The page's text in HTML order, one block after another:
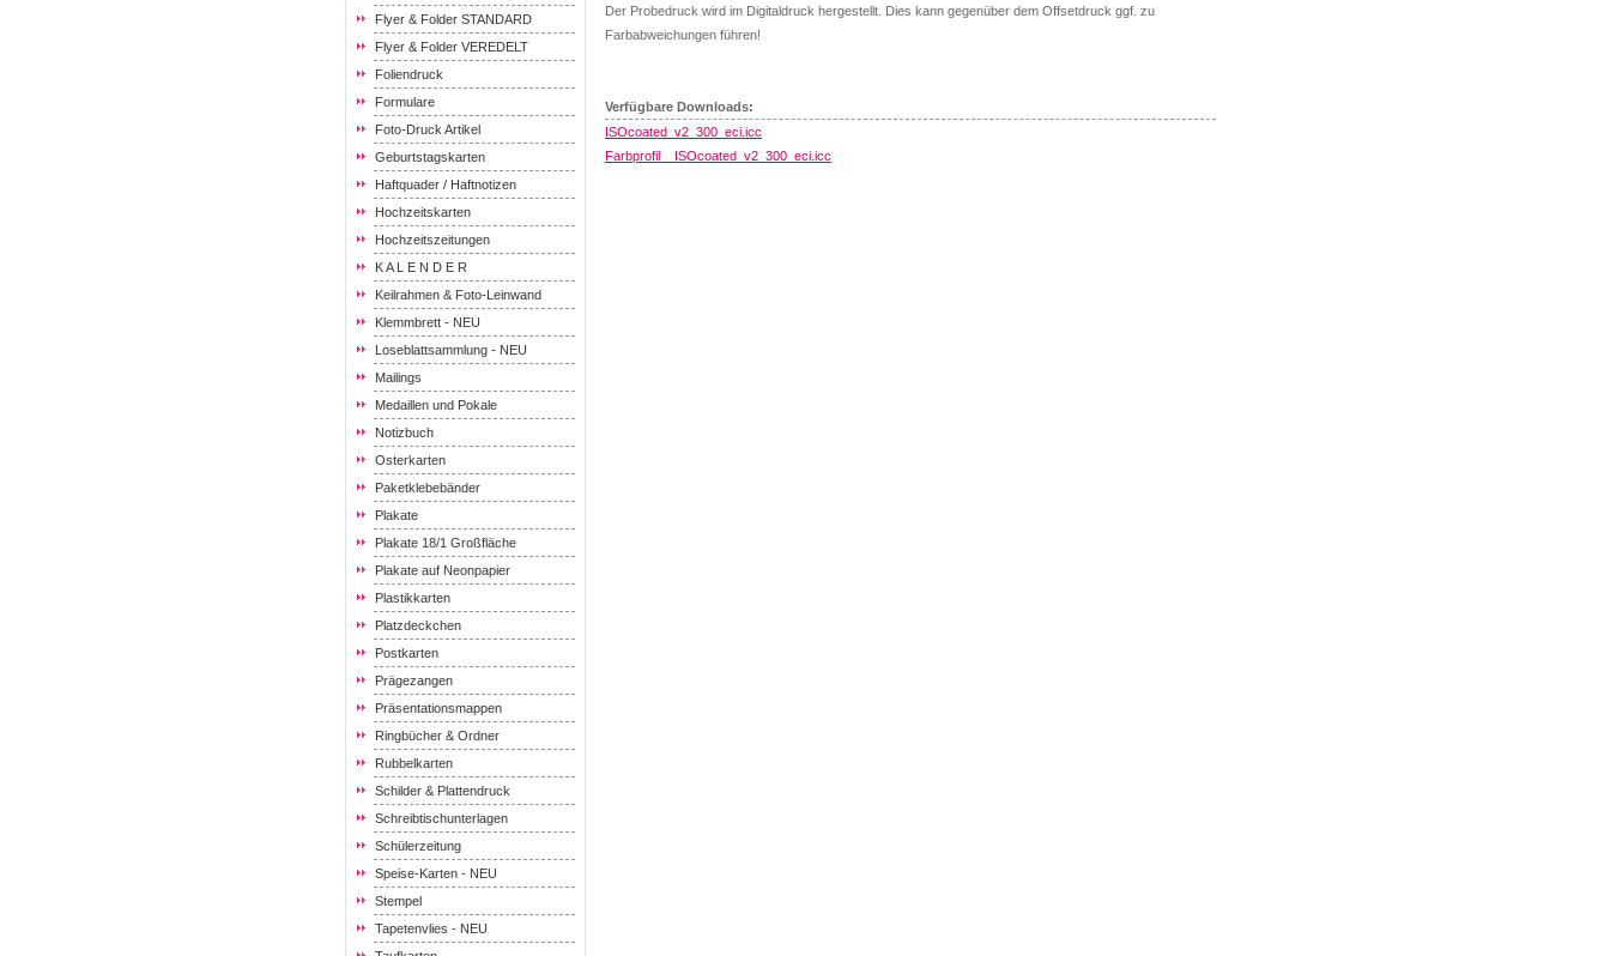
Flyer & Folder STANDARD
Flyer & Folder VEREDELT
Foliendruck
Formulare
Foto-Druck Artikel
Geburtstagskarten
Haftquader / Haftnotizen
Hochzeitskarten
Hochzeitszeitungen
K A L E N D E R
Keilrahmen & Foto-Leinwand
Klemmbrett - NEU
Loseblattsammlung - NEU
Mailings
Medaillen und Pokale
Notizbuch
Osterkarten
Paketklebebänder
Plakate
Plakate 18/1 Großfläche
Plakate auf Neonpapier
Plastikkarten
Platzdeckchen
Postkarten
Prägezangen
Präsentationsmappen
Ringbücher & Ordner
Rubbelkarten
Schilder & Plattendruck
Schreibtischunterlagen
Schülerzeitung
Speise-Karten - NEU
Stempel
Tapetenvlies - NEU
Der Probedruck wird im Digitaldruck hergestellt. Dies kann gegenüber dem Offsetdruck ggf. zu
Farbabweichungen führen!
Verfügbare Downloads:
ISOcoated_v2_300_eci.icc
Farbprofil__ISOcoated_v2_300_eci.icc